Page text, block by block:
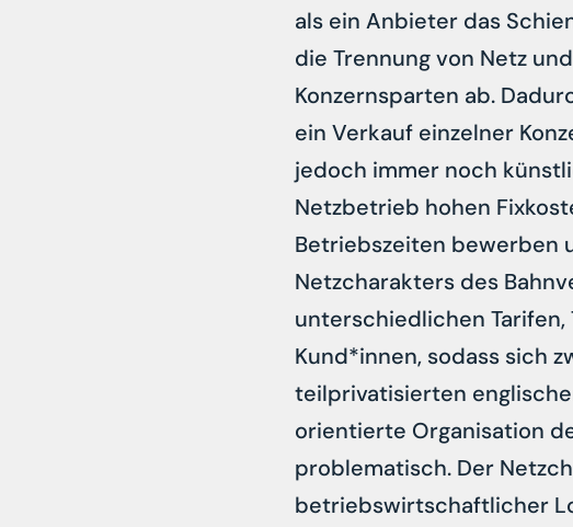
als ein Anbieter das
die Trennung von Netz
Konzernsparten ab.
ein Verkauf einzelner
jedoch immer noch
Netzbetrieb hohen
Betriebszeiten bewerben
Netzcharakters des
unterschiedlichen
Kund*innen, sodass sich
teilprivatisierten
orientierte Organisation
problematisch. Der
betriebswirtschaftlicher